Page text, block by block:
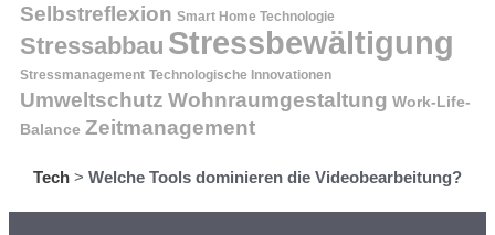
Selbstreflexion Smart Home Technologie
Stressabbau Stressbewältigung
Stressmanagement Technologische Innovationen
Umweltschutz Wohnraumgestaltung Work-Life-
Balance Zeitmanagement
Tech > Welche Tools dominieren die Videobearbeitung?